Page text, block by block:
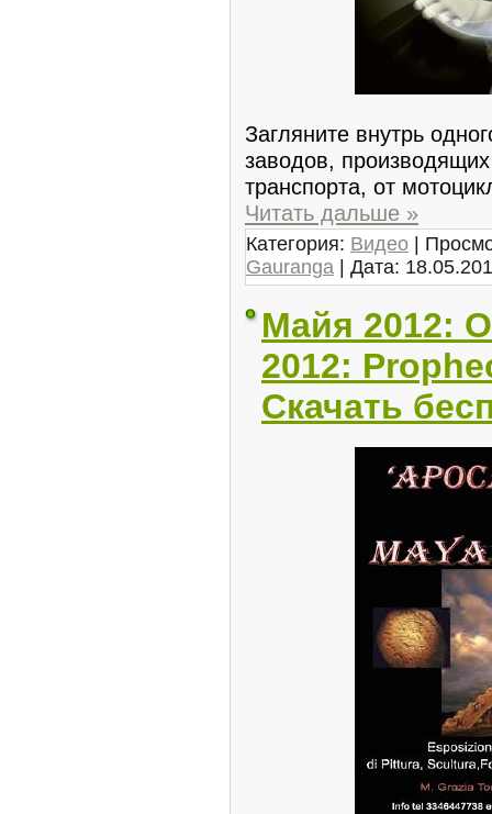
Загляните внутрь
заводов,
транспорта, от
Читать дальше »
Категория: Видео |
Gauranga | Дата:
Майя 2012:
2012:
Скачать